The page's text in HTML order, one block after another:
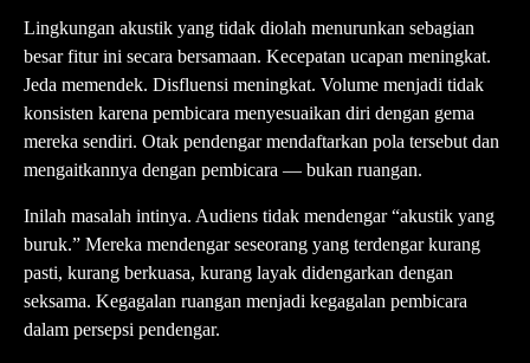
Lingkungan akustik yang tidak diolah menurunkan sebagian
besar fitur ini secara bersamaan. Kecepatan ucapan meningkat.
Jeda memendek. Disfluensi meningkat. Volume menjadi tidak
konsisten karena pembicara menyesuaikan diri dengan gema
mereka sendiri. Otak pendengar mendaftarkan pola tersebut dan
mengaitkannya dengan pembicara — bukan ruangan.
Inilah masalah intinya. Audiens tidak mendengar “akustik yang
buruk.” Mereka mendengar seseorang yang terdengar kurang
pasti, kurang berkuasa, kurang layak didengarkan dengan
seksama. Kegagalan ruangan menjadi kegagalan pembicara
dalam persepsi pendengar.